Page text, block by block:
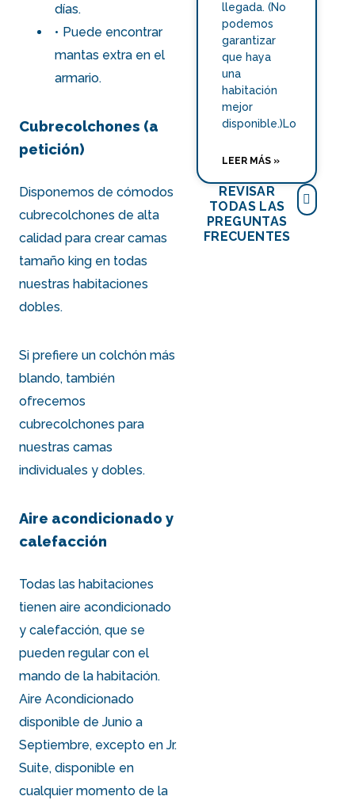
días.
Puede encontrar
mantas extra en el
armario.
Cubrecolchones (a
petición)
Disponemos de cómodos
cubrecolchones de alta
calidad para crear camas
tamaño king en todas
nuestras habitaciones
dobles.
Si prefiere un colchón más
blando, también
ofrecemos
cubrecolchones para
nuestras camas
individuales y dobles.
Aire acondicionado y
calefacción
Todas las habitaciones
tienen aire acondicionado
y calefacción, que se
pueden regular con el
mando de la habitación.
Aire Acondicionado
disponible de Junio a
Septiembre, excepto en Jr.
Suite, disponible en
cualquier momento de la
llegada. (No
podemos
garantizar
que haya
una
habitación
mejor
disponible.)Lo
LEER MÁS »
REVISAR
TODAS LAS
PREGUNTAS
FRECUENTES